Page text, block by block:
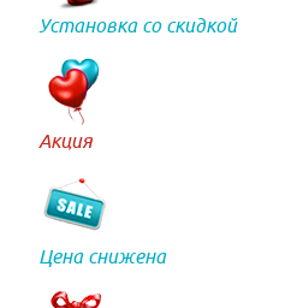
Установка со скидкой
Акция
Цена снижена